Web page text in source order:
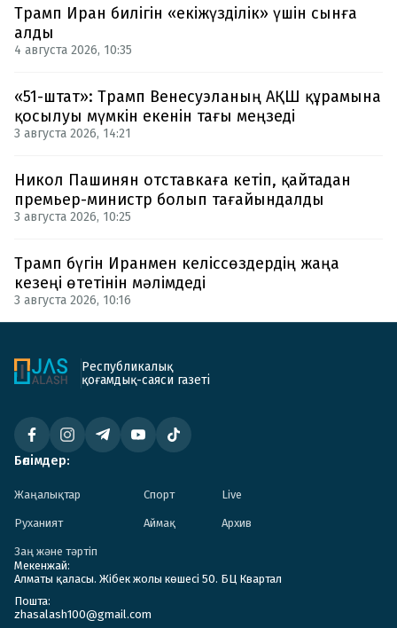
Трамп Иран билігін «екіжүзділік» үшін сынға
алды
4 августа 2026, 10:35
«51-штат»: Трамп Венесуэланың АҚШ құрамына
қосылуы мүмкін екенін тағы меңзеді
3 августа 2026, 14:21
Никол Пашинян отставкаға кетіп, қайтадан
премьер-министр болып тағайындалды
3 августа 2026, 10:25
Трамп бүгін Иранмен келіссөздердің жаңа
кезеңі өтетінін мәлімдеді
3 августа 2026, 10:16
Республикалық
қоғамдық-саяси газеті
Бөлімдер:
Жаңалықтар Спорт Live
Руханият Аймақ Архив
Заң және тәртіп
Мекенжай:
Алматы қаласы. Жібек жолы көшесі 50. БЦ Квартал
Пошта:
zhasalash100@gmail.com